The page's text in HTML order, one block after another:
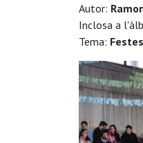
Autor:
Inclosa a
Tema: Festes